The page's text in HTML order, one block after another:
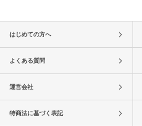
はじめての方へ
よくある質問
運営会社
特商法に基づく表記